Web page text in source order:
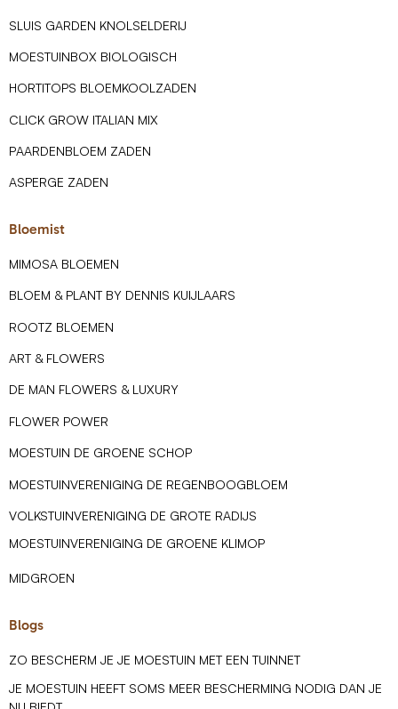
SLUIS GARDEN KNOLSELDERIJ
MOESTUINBOX BIOLOGISCH
HORTITOPS BLOEMKOOLZADEN
CLICK GROW ITALIAN MIX
PAARDENBLOEM ZADEN
ASPERGE ZADEN
Bloemist
MIMOSA BLOEMEN
BLOEM & PLANT BY DENNIS KUIJLAARS
ROOTZ BLOEMEN
ART & FLOWERS
DE MAN FLOWERS & LUXURY
FLOWER POWER
MOESTUIN DE GROENE SCHOP
MOESTUINVERENIGING DE REGENBOOGBLOEM
VOLKSTUINVERENIGING DE GROTE RADIJS
MOESTUINVERENIGING DE GROENE KLIMOP
MIDGROEN
Blogs
ZO BESCHERM JE JE MOESTUIN MET EEN TUINNET
JE MOESTUIN HEEFT SOMS MEER BESCHERMING NODIG DAN JE